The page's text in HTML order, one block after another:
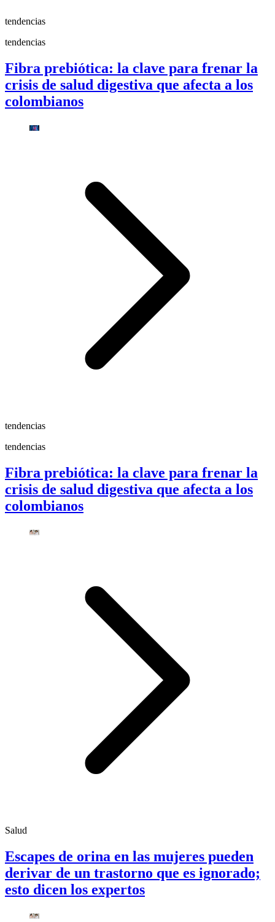
tendencias
tendencias
Fibra prebiótica: la clave para frenar la
crisis de salud digestiva que afecta a los
colombianos
tendencias
tendencias
Fibra prebiótica: la clave para frenar la
crisis de salud digestiva que afecta a los
colombianos
Salud
Escapes de orina en las mujeres pueden
derivar de un trastorno que es ignorado;
esto dicen los expertos